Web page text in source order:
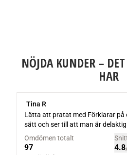
NÖJDA KUNDER –
HAR